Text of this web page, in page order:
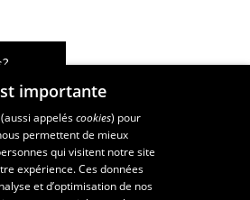
du territoire et de développement
importante
appeléscookies) pour
permettent de mieux
qui visitent notre site
expérience. Ces données
et d’optimisation de nos